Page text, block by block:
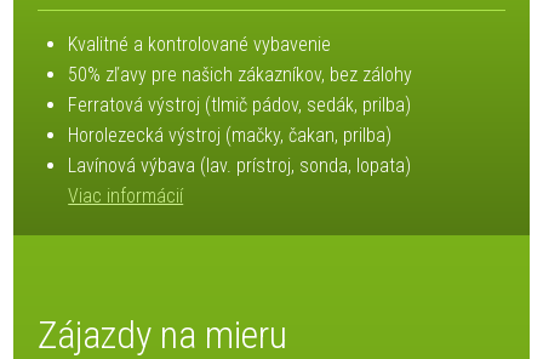
Kvalitné a kontrolované vybavenie
50% zľavy pre našich zákazníkov, bez zálohy
Ferratová výstroj (tlmič pádov, sedák, prilba)
Horolezecká výstroj (mačky, čakan, prilba)
Lavínová výbava (lav. prístroj, sonda, lopata)
Viac informácií
Zájazdy na mieru